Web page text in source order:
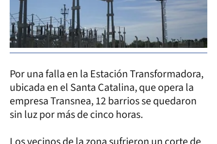
Por una falla en la Estación Transformadora,
ubicada en el Santa Catalina, que opera la
empresa Transnea, 12 barrios se quedaron
sin luz por más de cinco horas.